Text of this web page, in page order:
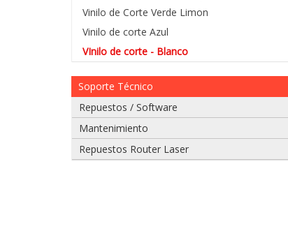
Vinilo de Corte Verde Limon
Vinilo de corte Azul
VInilo de corte - Blanco
Soporte Técnico
Repuestos / Software
Mantenimiento
Repuestos Router Laser